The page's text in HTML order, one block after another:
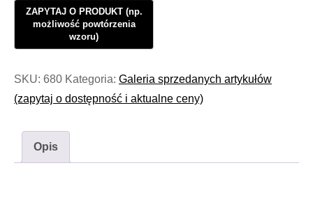
Loft
Porcelain
#372
SKU: 680 Kategoria: Galeria sprzedanych artykułów
(zapytaj o dostępność i aktualne ceny)
Opis